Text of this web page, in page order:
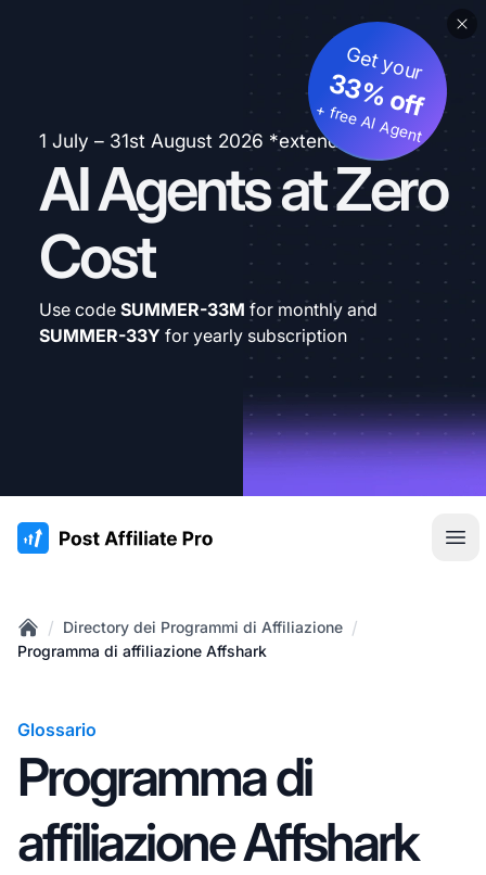
1 July – 31st August 2026 *extended
AI Agents at Zero
Cost
Get your
33% off
+ free AI Agent
Use code SUMMER-33M for monthly and
SUMMER-33Y for yearly subscription
:site.title
Home
/ Directory dei Programmi di Affiliazione /
Programma di affiliazione Affshark
Glossario
Programma di
affiliazione Affshark